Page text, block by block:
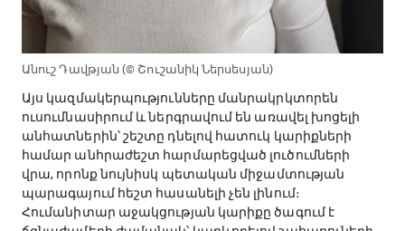
Անուշ Դավթյան (© Շուշանիկ Ներսեսյան)
Այս կազմակերպությունները մանրակրկտորեն
ուսումնասիրում և ներգրավում են առավել խոցելի
անհատներին՝ շեշտը դնելով հատուկ կարիքների
համար անհրաժեշտ հարմարեցված լուծումների
վրա, որոնք նույնիսկ պետական միջամտության
պարագայում հեշտ հասանելի չեն լինում։
Հումանիտար աջակցության կարիքը ծագում է